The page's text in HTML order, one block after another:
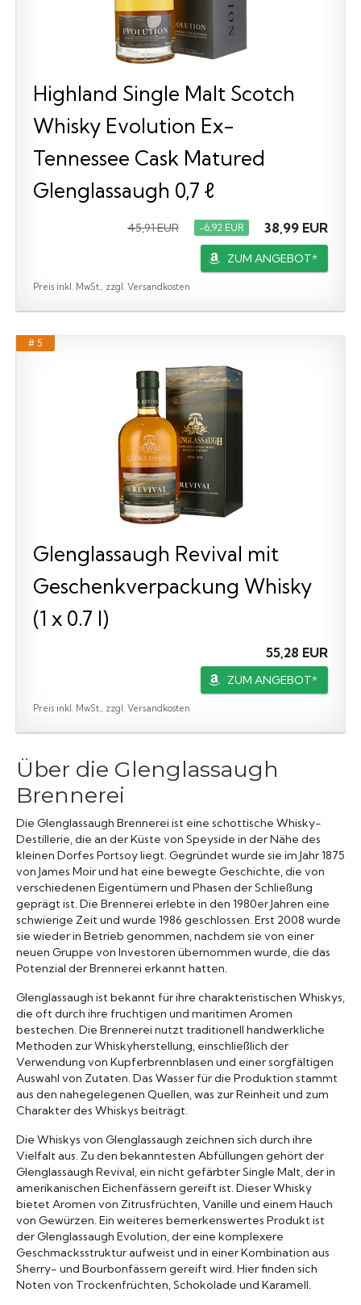
Highland Single Malt Scotch
Whisky Evolution Ex-
Tennessee Cask Matured
Glenglassaugh 0,7 ℓ
45,91 EUR −6,92 EUR 38,99 EUR
ZUM ANGEBOT*
Preis inkl. MwSt., zzgl. Versandkosten
# 5
Glenglassaugh Revival mit
Geschenkverpackung Whisky
(1 x 0.7 l)
55,28 EUR
ZUM ANGEBOT*
Preis inkl. MwSt., zzgl. Versandkosten
Über die Glenglassaugh
Brennerei
Die Glenglassaugh Brennerei ist eine schottische Whisky-
Destillerie, die an der Küste von Speyside in der Nähe des
kleinen Dorfes Portsoy liegt. Gegründet wurde sie im Jahr 1875
von James Moir und hat eine bewegte Geschichte, die von
verschiedenen Eigentümern und Phasen der Schließung
geprägt ist. Die Brennerei erlebte in den 1980er Jahren eine
schwierige Zeit und wurde 1986 geschlossen. Erst 2008 wurde
sie wieder in Betrieb genommen, nachdem sie von einer
neuen Gruppe von Investoren übernommen wurde, die das
Potenzial der Brennerei erkannt hatten.
Glenglassaugh ist bekannt für ihre charakteristischen Whiskys,
die oft durch ihre fruchtigen und maritimen Aromen
bestechen. Die Brennerei nutzt traditionell handwerkliche
Methoden zur Whiskyherstellung, einschließlich der
Verwendung von Kupferbrennblasen und einer sorgfältigen
Auswahl von Zutaten. Das Wasser für die Produktion stammt
aus den nahegelegenen Quellen, was zur Reinheit und zum
Charakter des Whiskys beiträgt.
Die Whiskys von Glenglassaugh zeichnen sich durch ihre
Vielfalt aus. Zu den bekanntesten Abfüllungen gehört der
Glenglassaugh Revival, ein nicht gefärbter Single Malt, der in
amerikanischen Eichenfässern gereift ist. Dieser Whisky
bietet Aromen von Zitrusfrüchten, Vanille und einem Hauch
von Gewürzen. Ein weiteres bemerkenswertes Produkt ist
der Glenglassaugh Evolution, der eine komplexere
Geschmacksstruktur aufweist und in einer Kombination aus
Sherry- und Bourbonfässern gereift wird. Hier finden sich
Noten von Trockenfrüchten, Schokolade und Karamell.